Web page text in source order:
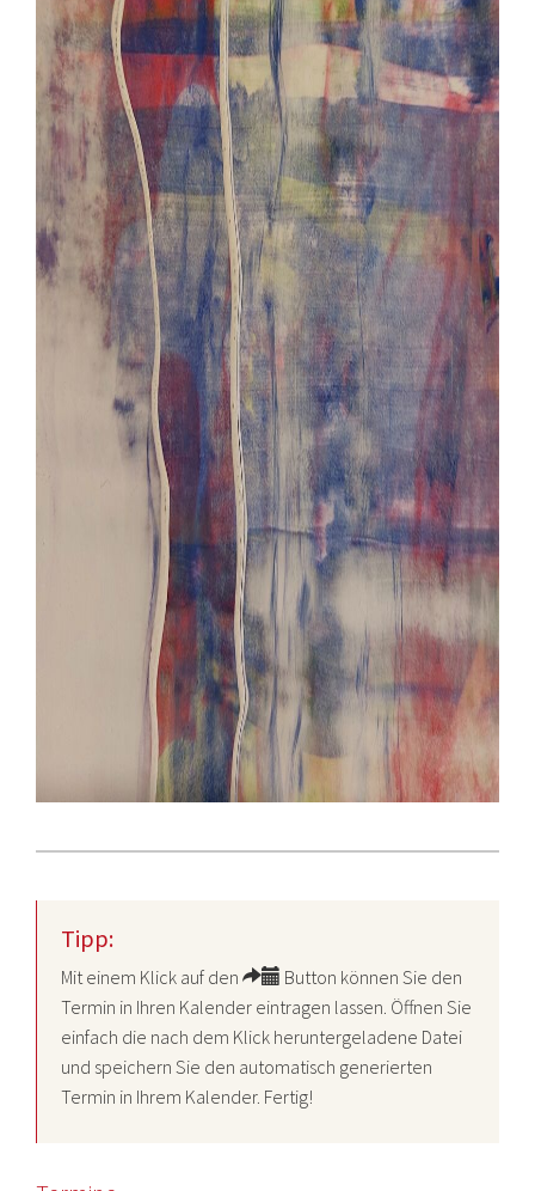
Tipp:
Mit einem Klick auf den
Button können Sie den
Termin in Ihren Kalender eintragen lassen. Öffnen Sie
einfach die nach dem Klick heruntergeladene Datei
und speichern Sie den automatisch generierten
Termin in Ihrem Kalender. Fertig!